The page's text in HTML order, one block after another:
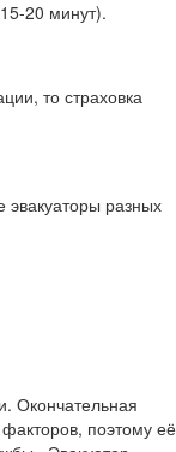
20 минут).
то страховка
разных
Окончательная
факторов, поэтому её